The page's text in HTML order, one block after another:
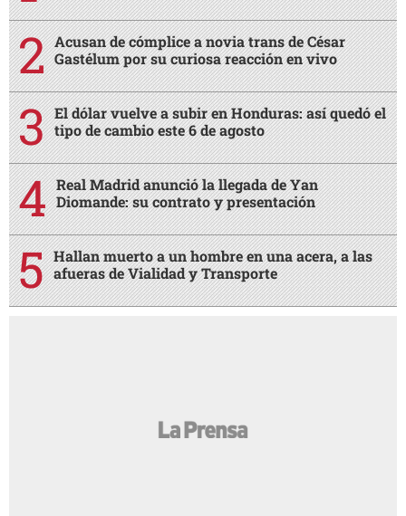
Acusan de cómplice a novia trans de César
Gastélum por su curiosa reacción en vivo
El dólar vuelve a subir en Honduras: así quedó el
tipo de cambio este 6 de agosto
Real Madrid anunció la llegada de Yan
Diomande: su contrato y presentación
Hallan muerto a un hombre en una acera, a las
afueras de Vialidad y Transporte